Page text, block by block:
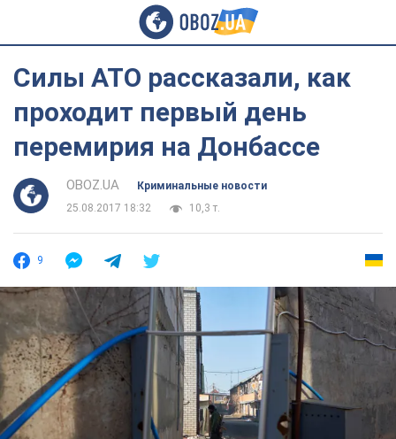
Силы АТО рассказали, как
проходит первый день
перемирия на Донбассе
OBOZ.UA
Криминальные новости
25.08.2017 18:32
10,3 т.
9